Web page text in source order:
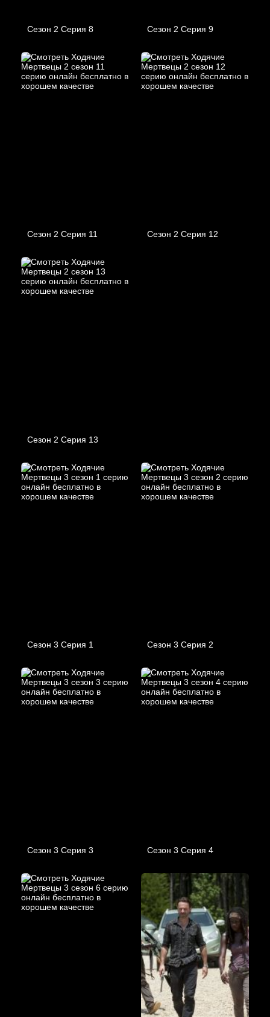
Сезон 2 Серия 8 Сезон 2 Серия 9
Сезон 2 Серия 11 Сезон 2 Серия 12
Сезон 2 Серия 13
Сезон 3 Серия 1 Сезон 3 Серия 2
Сезон 3 Серия 3 Сезон 3 Серия 4